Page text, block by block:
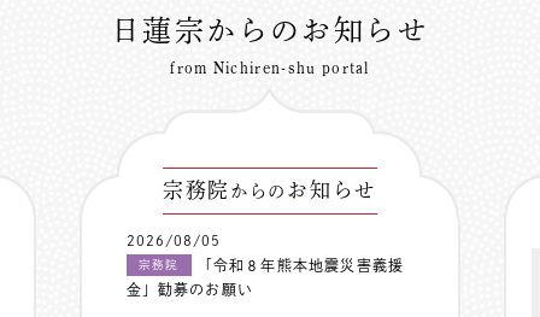
日蓮宗からのお知らせ
from Nichiren-shu portal
宗務院 からの お知らせ
2026/08/05
宗務院
「令和８年熊本地震災害義援
金」勧募のお願い